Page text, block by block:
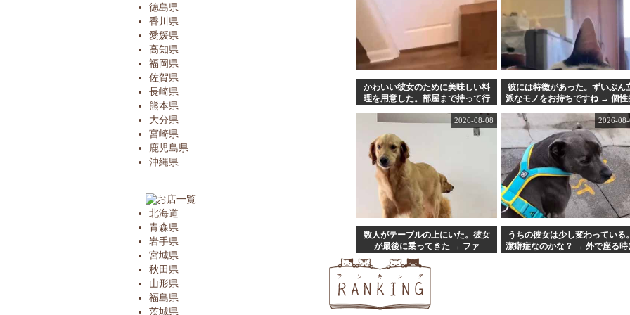
徳島県
香川県
愛媛県
高知県
福岡県
佐賀県
長崎県
熊本県
大分県
宮崎県
鹿児島県
沖縄県
北海道
青森県
岩手県
宮城県
秋田県
山形県
福島県
茨城県
かわいい彼女のために美味しい料
理を用意した。部屋まで持って行
彼には特徴があった。ずいぶん
派なモノをお持ちですね → 個性
数人がテーブルの上にいた。彼女
が最後に乗ってきた → ファ
ッ！？…
2026-08-08
うちの彼女は少し変わっている
潔癖症なのかな？ → 外で座る時
2026-